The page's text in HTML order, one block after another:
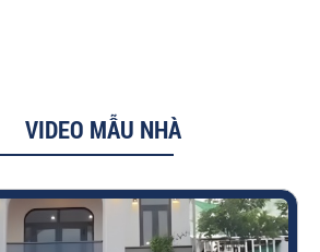
VIDEO MẪU NHÀ